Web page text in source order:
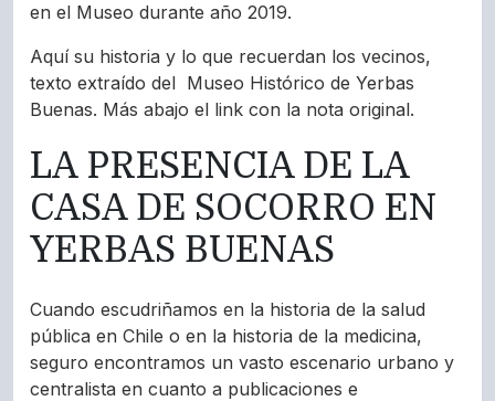
en el Museo durante año 2019.
Aquí su historia y lo que recuerdan los vecinos,
texto extraído del Museo Histórico de Yerbas
Buenas. Más abajo el link con la nota original.
LA PRESENCIA DE LA
CASA DE SOCORRO EN
YERBAS BUENAS
Cuando escudriñamos en la historia de la salud
pública en Chile o en la historia de la medicina,
seguro encontramos un vasto escenario urbano y
centralista en cuanto a publicaciones e